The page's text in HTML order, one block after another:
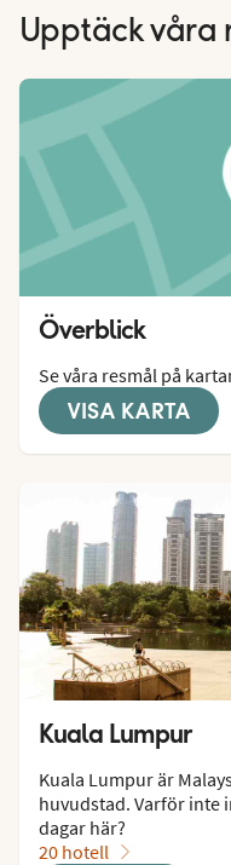
Upptäck våra
Överblick
Se våra resmål på
VISA KARTA
Kuala Lumpur
Kuala Lumpur är
huvudstad. Varför inte
dagar här?
20 hotell